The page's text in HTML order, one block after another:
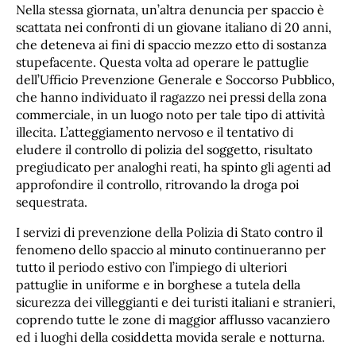
Nella stessa giornata, un’altra denuncia per spaccio è
scattata nei confronti di un giovane italiano di 20 anni,
che deteneva ai fini di spaccio mezzo etto di sostanza
stupefacente. Questa volta ad operare le pattuglie
dell’Ufficio Prevenzione Generale e Soccorso Pubblico,
che hanno individuato il ragazzo nei pressi della zona
commerciale, in un luogo noto per tale tipo di attività
illecita. L’atteggiamento nervoso e il tentativo di
eludere il controllo di polizia del soggetto, risultato
pregiudicato per analoghi reati, ha spinto gli agenti ad
approfondire il controllo, ritrovando la droga poi
sequestrata.
I servizi di prevenzione della Polizia di Stato contro il
fenomeno dello spaccio al minuto continueranno per
tutto il periodo estivo con l’impiego di ulteriori
pattuglie in uniforme e in borghese a tutela della
sicurezza dei villeggianti e dei turisti italiani e stranieri,
coprendo tutte le zone di maggior afflusso vacanziero
ed i luoghi della cosiddetta movida serale e notturna.